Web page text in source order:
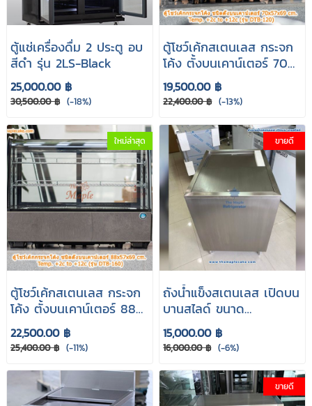
ตู้แช่เครื่องดื่ม 2 ประตู อบ
สีดำ รุ่น 2LS-Black
25,000.00 ฿
30,500.00 ฿ (-18%)
ตู้โชว์เค้กสเตนเลส กระจก
โค้ง ตั้งบนเคาน์เตอร์ 70
cm. รุ่น DTB-120
19,500.00 ฿
22,400.00 ฿ (-13%)
ใหม่ล่าสุด
ตู้โชว์เค้กสเตนเลส กระจก
โค้ง ตั้งบนเคาน์เตอร์ 88
cm. รุ่น DTB-160
22,500.00 ฿
25,400.00 ฿ (-11%)
ขายดี
ถังน้ำแข็งสเตนเลส เปิดบน
บานสไลด์ ขนาด
60x60x85 cm.
15,000.00 ฿
16,000.00 ฿ (-6%)
ขายดี